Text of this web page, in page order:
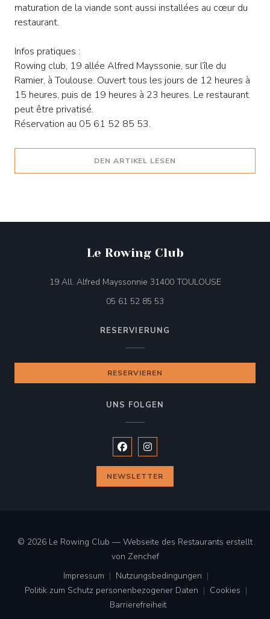
maturation de la viande sont aussi installées au cœur du
restaurant.
Infos pratiques :
Rowing club, 19 allée Alfred Mayssonie, sur l’île du
Ramier, à Toulouse. Ouvert tous les jours de 12 heures à
15 heures, puis de 19 heures à 23 heures. Le restaurant
peut être privatisé.
Réservation au 05 61 52 85 53.
DEN ARTIKEL LESEN
Le Rowing Club
19 All. Alfred Mayssonnie 31400 TOULOUSE((öffnet ein
05 61 52 85 53
RESERVIERUNG
RESERVIEREN
UNS FOLGEN
Facebook ((öffnet ein neues
Instagram ((öffnet ein neues
NEWSLETTER
© 2026 Le Rowing Club — Webseite des Restaurants erstellt
von Zenchef((öffnet ein neues Fenster))
Impressum
((öffnet ein neues Fenster))
Nutzungsbedingungen
((öffnet ein neues Fenster))
Politik zum Schutz personenbezogener Daten
((öffnet ein neues Fenster))
Cookies
((öffnet
Barrierefreiheit
((öffnet ein neues Fenster))